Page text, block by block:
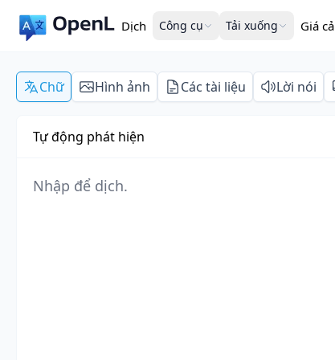
Dịch Công cụ Tải xuống Giá cả
Chữ Hình ảnh Các tài liệu Lời nói
Tự động phát hiện